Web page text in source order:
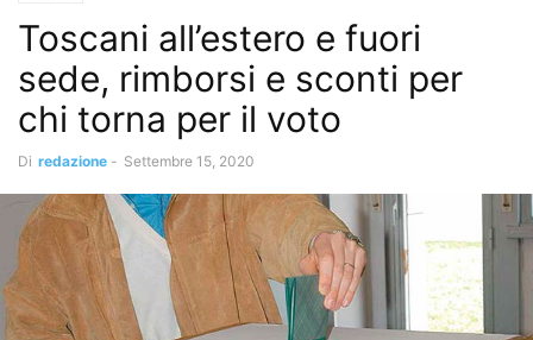
Toscani all’estero e fuori
sede, rimborsi e sconti per
chi torna per il voto
Di redazione - Settembre 15, 2020